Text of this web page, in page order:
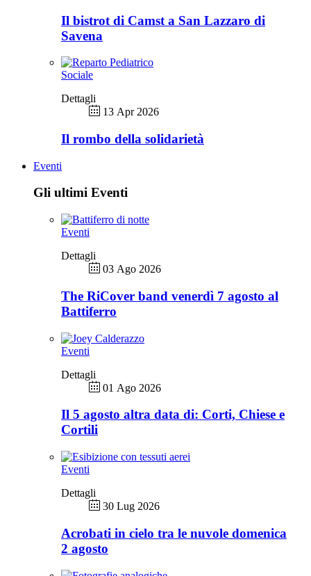
Il bistrot di Camst a San Lazzaro di
Savena
Sociale
Dettagli
13 Apr 2026
Il rombo della solidarietà
Eventi
Gli ultimi Eventi
Eventi
Dettagli
03 Ago 2026
The RiCover band venerdì 7 agosto al
Battiferro
Eventi
Dettagli
01 Ago 2026
Il 5 agosto altra data di: Corti, Chiese e
Cortili
Eventi
Dettagli
30 Lug 2026
Acrobati in cielo tra le nuvole domenica
2 agosto